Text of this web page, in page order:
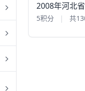
2008年河北
5积分 | 共